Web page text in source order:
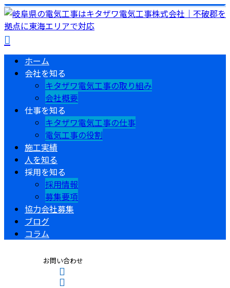
ホーム
会社を知る
キタザワ電気工事の取り組み
会社概要
仕事を知る
キタザワ電気工事の仕事
電気工事の役割
施工実績
人を知る
採用を知る
採用情報
募集要項
協力会社募集
ブログ
コラム
お問い合わせ